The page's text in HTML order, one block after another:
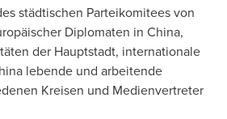
städtischen Parteikomitees von
Diplomaten in China,
der Hauptstadt, internationale
lebende und arbeitende
Kreisen und Medienvertreter